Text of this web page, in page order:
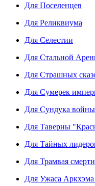
Для Поселенцев
Для Реликвиума
Для Селестии
Для Стальной
Для Страшных
Для Сумерек
Для Сундука войны
Для Таверны
Для Тайных
Для Трамвая смерти
Для Ужаса